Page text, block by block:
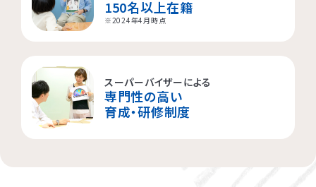
150名以上在籍
※2024年4月時点
スーパーバイザーによる
専門性の高い
育成・研修制度
LITALICOジュニア
LITALICOジュニア
川口市
さいたま市緑区
松戸市
市川市
世田谷区
足立区
横浜市戸塚区
川崎市中原区
名古屋市千種区
名古屋市瑞穂区
LITALICOジュニア
LITALICOジュニア
LITALICOジュニア
LITALICOジュニア
堺市北区
東大阪市
神戸市長田区
西宮市
LITALICOジュニア
児童発達支援
LITALICOジュニア 仙台五橋教室
LITALICOジュニア
児童発達支援
LITALICOジュニア 広島皆実教室
福岡市早良区
福岡市東区